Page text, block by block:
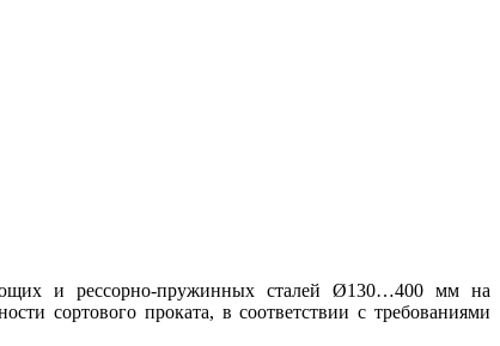
и рессорно-пружинных сталей Ø130…400 мм на
сортового проката, в соответствии с требованиями